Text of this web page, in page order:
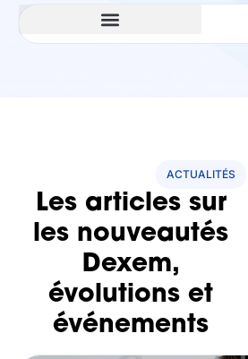
ACTUALITÉS
Les articles sur
les nouveautés
Dexem,
évolutions et
événements